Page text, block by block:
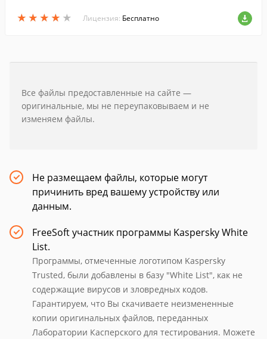
★ ★ ★ ★ ★
★ ★ ★ ★ ★
SmartWatch.
Лицензия: Бесплатно
Все файлы предоставленные на сайте —
оригинальные, мы не переупаковываем и не
изменяем файлы.
Не размещаем файлы, которые могут
причинить вред вашему устройству или
данным.
FreeSoft участник программы Kaspersky White
List.
Программы, отмеченные логотипом Kaspersky
Trusted, были добавлены в базу "White List", как не
содержащие вирусов и зловредных кодов.
Гарантируем, что Вы скачиваете неизмененные
копии оригинальных файлов, переданных
Лаборатории Касперского для тестирования. Можете